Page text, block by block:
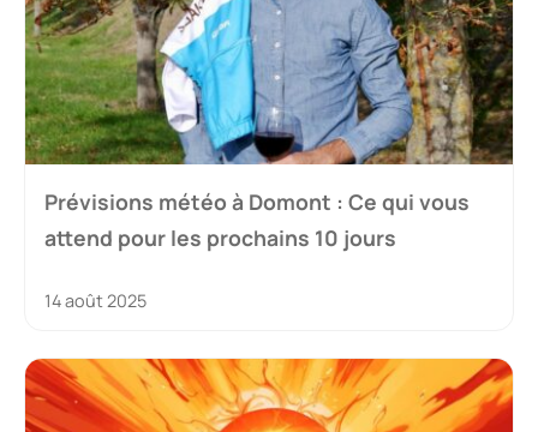
Prévisions météo à Domont : Ce qui vous
attend pour les prochains 10 jours
14 août 2025